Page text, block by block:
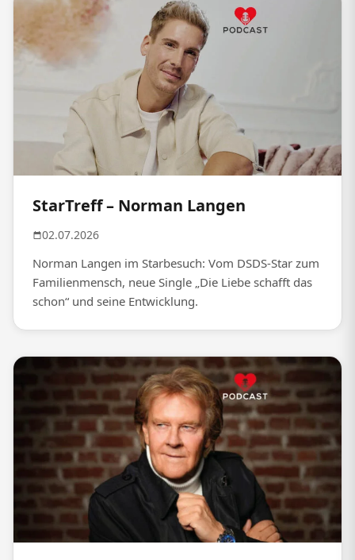
StarTreff – Norman Langen
02.07.2026
Norman Langen im Starbesuch: Vom DSDS-Star zum
Familienmensch, neue Single „Die Liebe schafft das
schon“ und seine Entwicklung.